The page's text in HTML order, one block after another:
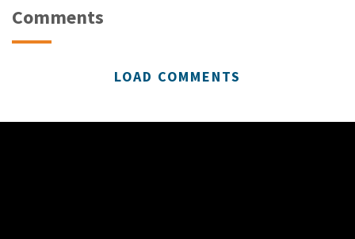
Comments
LOAD COMMENTS